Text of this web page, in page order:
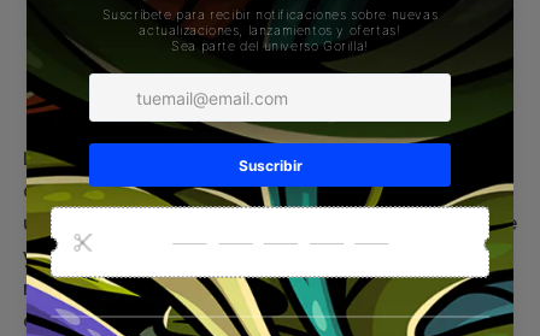
Retiro disponible enGorilla Concept Store
Normalmente está listo en 1 hora
Ver información de la tienda
La camiseta sin mangas GORILLA Macba
combina un diseño moderno con la esencia
urbana de Barcelona. Fabricada en tejido suave
y resistente, garantiza confort y libertad de
movimiento, ideal para quienes llevan un estilo
de vida activo y autêntico.Con un estampado